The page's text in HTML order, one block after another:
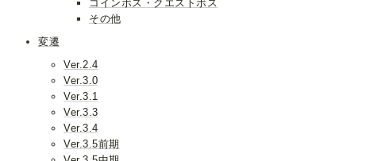
コインボス・クエストボス
その他
変遷
Ver.2.4
Ver.3.0
Ver.3.1
Ver.3.3
Ver.3.4
Ver.3.5前期